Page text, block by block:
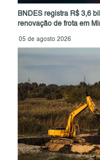
BNDES registra R$ 3,6
renovação de frota em
05 de agosto 2026